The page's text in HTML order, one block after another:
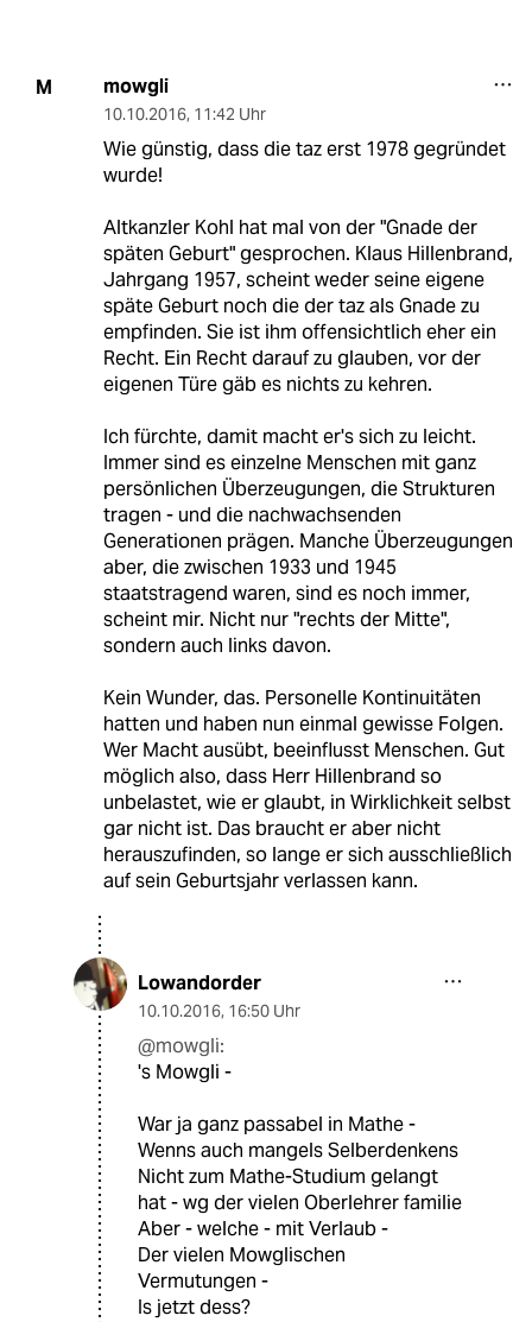
M mowgli
10.10.2016, 11:42 Uhr
Wie günstig, dass die taz erst 1978 gegründet
wurde!
Altkanzler Kohl hat mal von der "Gnade der
späten Geburt" gesprochen. Klaus Hillenbrand,
Jahrgang 1957, scheint weder seine eigene
späte Geburt noch die der taz als Gnade zu
empfinden. Sie ist ihm offensichtlich eher ein
Recht. Ein Recht darauf zu glauben, vor der
eigenen Türe gäb es nichts zu kehren.
Ich fürchte, damit macht er's sich zu leicht.
Immer sind es einzelne Menschen mit ganz
persönlichen Überzeugungen, die Strukturen
tragen - und die nachwachsenden
Generationen prägen. Manche Überzeugungen
aber, die zwischen 1933 und 1945
staatstragend waren, sind es noch immer,
scheint mir. Nicht nur "rechts der Mitte",
sondern auch links davon.
Kein Wunder, das. Personelle Kontinuitäten
hatten und haben nun einmal gewisse Folgen.
Wer Macht ausübt, beeinflusst Menschen. Gut
möglich also, dass Herr Hillenbrand so
unbelastet, wie er glaubt, in Wirklichkeit selbst
gar nicht ist. Das braucht er aber nicht
herauszufinden, so lange er sich ausschließlich
auf sein Geburtsjahr verlassen kann.
Lowandorder
10.10.2016, 16:50 Uhr
@mowgli:
's Mowgli -
War ja ganz passabel in Mathe -
Wenns auch mangels Selberdenkens
Nicht zum Mathe-Studium gelangt
hat - wg der vielen Oberlehrer familie
Aber - welche - mit Verlaub -
Der vielen Mowglischen
Vermutungen -
Is jetzt dess?